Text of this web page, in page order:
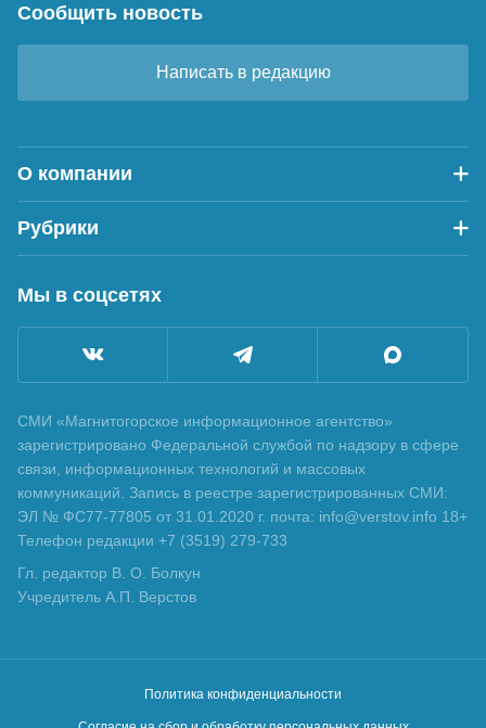
Сообщить новость
Написать в редакцию
О компании
Рубрики
Мы в соцсетях
СМИ «Магнитогорское информационное агентство»
зарегистрировано Федеральной службой по надзору в сфере
связи, информационных технологий и массовых
коммуникаций. Запись в реестре зарегистрированных СМИ:
ЭЛ № ФС77-77805 от 31.01.2020 г. почта: info@verstov.info 18+
Телефон редакции +7 (3519) 279-733
Гл. редактор В. О. Болкун
Учредитель А.П. Верстов
Политика конфиденциальности